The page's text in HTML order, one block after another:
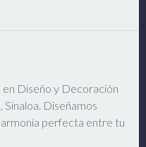
Diseño y Decoración
Diseñamos
perfecta entre tu